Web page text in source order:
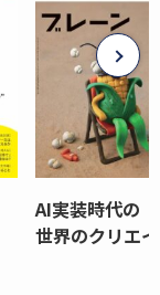
AI実装時代の
世界のクリエ